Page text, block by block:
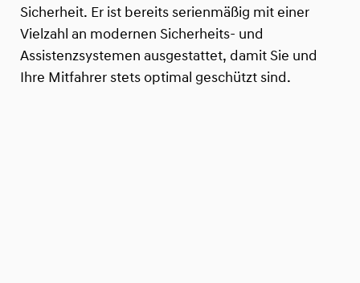
Sicherheit. Er ist bereits serienmäßig mit einer
Vielzahl an modernen Sicherheits- und
Assistenzsystemen ausgestattet, damit Sie und
Ihre Mitfahrer stets optimal geschützt sind.